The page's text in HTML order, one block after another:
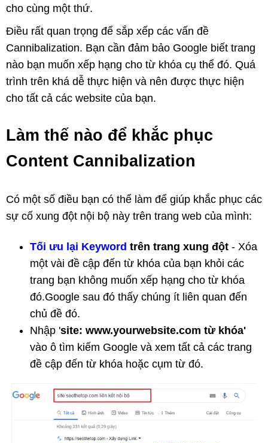
cho cùng một thứ.
Điều rất quan trọng để sắp xếp các vấn đề
Cannibalization. Bạn cần đảm bảo Google biết trang
nào bạn muốn xếp hạng cho từ khóa cụ thể đó. Quá
trình trên khá dễ thực hiện và nên được thực hiện
cho tất cả các website của bạn.
Làm thế nào để khắc phục
Content Cannibalization
Có một số điều bạn có thể làm để giúp khắc phục các
sự cố xung đột nội bộ này trên trang web của mình:
Tối ưu lại Keyword trên trang xung đột - Xóa
một vài đề cập đến từ khóa của bạn khỏi các
trang bạn không muốn xếp hạng cho từ khóa
đó.Google sau đó thấy chúng ít liên quan đến
chủ đề đó.
Nhập 'site: www.yourwebsite.com từ khóa'
vào ô tìm kiếm Google và xem tất cả các trang
đề cập đến từ khóa hoặc cụm từ đó.